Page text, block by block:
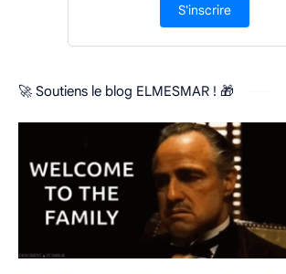
S'inscrire
🚀 Soutiens le blog ELMESMAR ! 🎁